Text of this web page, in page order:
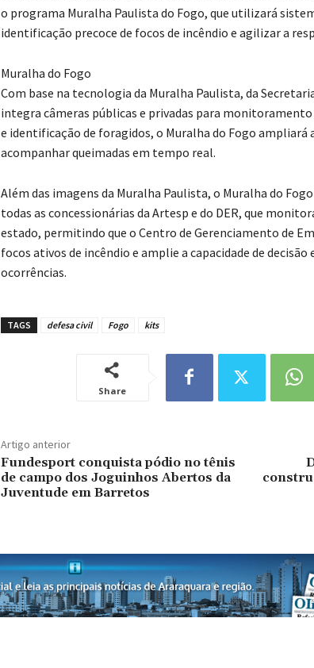
o programa Muralha Paulista do Fogo, que utilizará
identificação precoce de focos de incêndio e agilizar a
Muralha do Fogo
Com base na tecnologia da Muralha Paulista, da
integra câmeras públicas e privadas para
e identificação de foragidos, o Muralha do Fogo ampliará
acompanhar queimadas em tempo real.
Além das imagens da Muralha Paulista, o Muralha do
todas as concessionárias da Artesp e do DER, que
estado, permitindo que o Centro de Gerenciamento de
focos ativos de incêndio e amplie a capacidade de
ocorrências.
TAGS defesa civil Fogo kits
Share
Artigo anterior
Fundesport conquista pódio no tênis
de campo dos Joguinhos Abertos da
Juventude em Barretos